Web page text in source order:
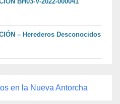
– Herederos Desconocidos